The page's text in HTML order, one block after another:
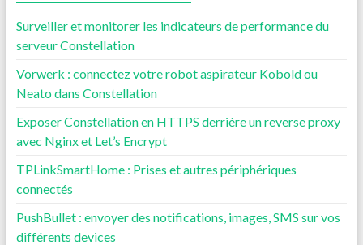
Surveiller et monitorer les indicateurs de performance du
serveur Constellation
Vorwerk : connectez votre robot aspirateur Kobold ou
Neato dans Constellation
Exposer Constellation en HTTPS derrière un reverse proxy
avec Nginx et Let’s Encrypt
TPLinkSmartHome : Prises et autres périphériques
connectés
PushBullet : envoyer des notifications, images, SMS sur vos
différents devices